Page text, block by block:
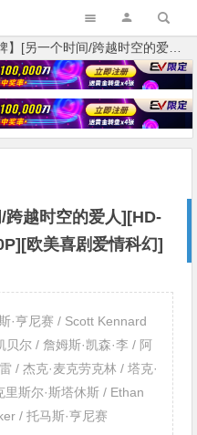
间/跨越时空的爱人][HD-MP4/1.5G][英语中字][720P][欧美喜剧爱情科幻]
/跨越时空的爱人][HD-
欧美喜剧爱情科幻]
·亨尼赛 / Scott Kennard
贝尔 / 詹姆斯·凯森·李 / 阿
/ 杰克·麦克劳克林 / 塔克·
斯尔·斯塔休斯 / Ethan
/ 托马斯·亨尼赛